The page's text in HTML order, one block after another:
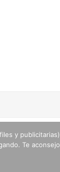
y
Te